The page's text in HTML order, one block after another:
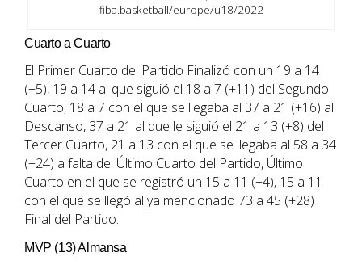
fiba.basketball/europe/u18/2022
Cuarto a Cuarto
El Primer Cuarto del Partido Finalizó con un 19 a 14
(+5), 19 a 14 al que siguió el 18 a 7 (+11) del Segundo
Cuarto, 18 a 7 con el que se llegaba al 37 a 21 (+16) al
Descanso, 37 a 21 al que le siguió el 21 a 13 (+8) del
Tercer Cuarto, 21 a 13 con el que se llegaba al 58 a 34
(+24) a falta del Último Cuarto del Partido, Último
Cuarto en el que se registró un 15 a 11 (+4), 15 a 11
con el que se llegó al ya mencionado 73 a 45 (+28)
Final del Partido.
MVP (13) Almansa